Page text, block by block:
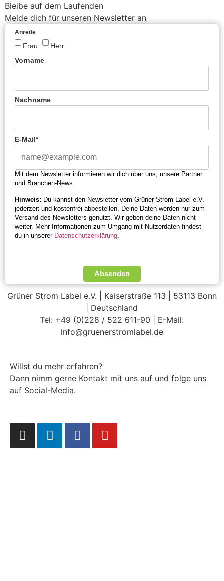
Bleibe auf dem Laufenden
Melde dich für unseren Newsletter an
Anrede
Frau
Herr
Vorname
Nachname
E-Mail*
Mit dem Newsletter informieren wir dich über uns, unsere Partner
und Branchen-News.
Hinweis: Du kannst den Newsletter vom Grüner Strom Label e.V.
jederzeit und kostenfrei abbestellen. Deine Daten werden nur zum
Versand des Newsletters genutzt. Wir geben deine Daten nicht
weiter. Mehr Informationen zum Umgang mit Nutzerdaten findest
du in unserer Datenschutzerklärung
Absenden
Grüner Strom Label e.V. | Kaiserstraße 113 | 53113 Bonn
| Deutschland
Tel: +49 (0)228 / 522 611-90 | E-Mail:
info@gruenerstromlabel.de
Willst du mehr erfahren?
Dann nimm gerne Kontakt mit uns auf und folge uns
auf Social-Media.